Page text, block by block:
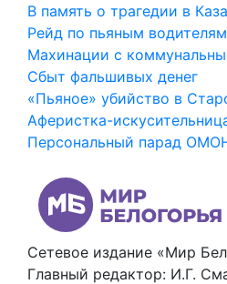
В память о трагедии в
Рейд по пьяным водителям
Махинации с
Сбыт фальшивых денег
«Пьяное» убийство в
Аферистка-
Персональный парад
Сетевое издание «Мир
Главный редактор: И.Г.